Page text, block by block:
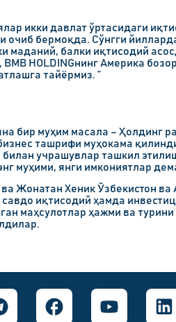
икки давлат ўртасидаги
очиб бермоқда. Сўнгги
маданий, балки иқтисодий
HOLDINGнинг Америка
тайёрмиз. ”
бир муҳим масала – Ҳолдинг
ташрифи муҳокама
учрашувлар ташкил
муҳими, янги имкониятлар
ва Жонатан ХеникЎзбекистон
иқтисодий ҳамда
маҳсулотлар ҳажми ва